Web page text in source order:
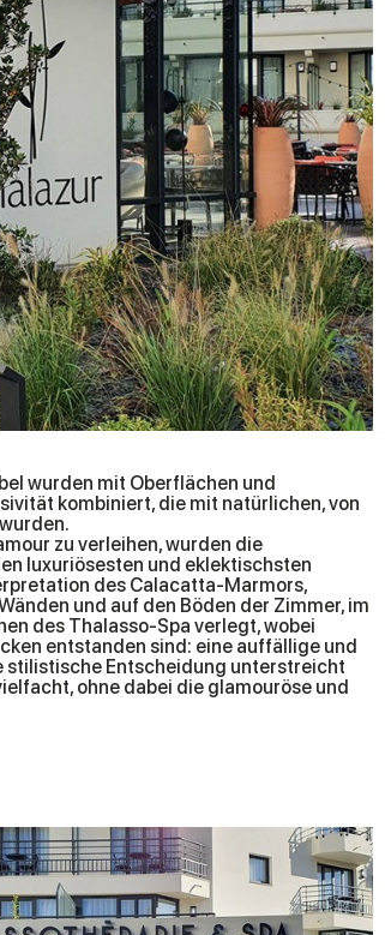
wurden mit Oberflächen und
kombiniert, die mit natürlichen, von
zu verleihen, wurden die
luxuriösesten und eklektischsten
des Calacatta-Marmors,
und auf den Böden der Zimmer, im
des Thalasso-Spa verlegt, wobei
entstanden sind: eine auffällige und
stilistische Entscheidung unterstreicht
ohne dabei die glamouröse und